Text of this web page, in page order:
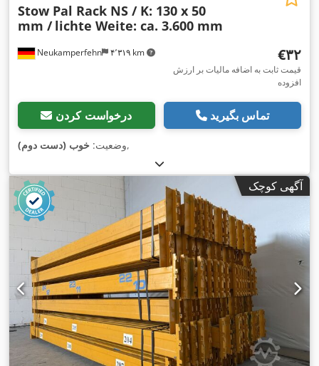
Neukamperfehn ۴٬۳۱۹ km
Stow Pal Rack NS / K: 130 x 50
mm / lichte Weite: ca. 3.600 mm
‎€۳۲
قیمت ثابت به اضافه مالیات بر ارزش
افزوده
درخواست کردن تماس بگیرید
وضعیت: خوب (دست دوم) ,
آگهی کوچک